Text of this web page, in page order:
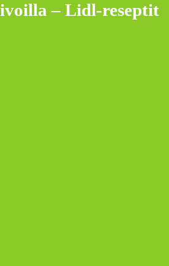
– Lidl-reseptit